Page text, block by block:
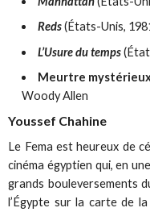
Reds(États-Unis,
L’Usure du temps
Meurtre
Woody Allen
Youssef Chahine
Le Fema est heureux de
cinéma égyptien qui, en
grands bouleversements
l’Égypte sur la carte de